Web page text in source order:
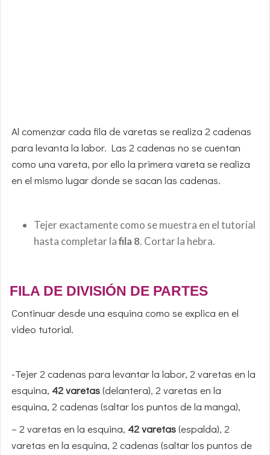
Al comenzar cada fila de varetas se realiza 2 cadenas
para levanta la labor. Las 2 cadenas no se cuentan
como una vareta, por ello la primera vareta se realiza
en el mismo lugar donde se sacan las cadenas.
Tejer exactamente como se muestra en el tutorial
hasta completar lafila 8. Cortar la hebra.
FILA DE DIVISIÓN DE PARTES
Continuar desde una esquina como se explica en el
video tutorial.
-Tejer 2 cadenas para levantar la labor, 2 varetas en la
esquina, 42 varetas(delantera), 2 varetas en la
esquina, 2 cadenas (saltar los puntos de la manga),
– 2 varetas en la esquina, 42 varetas(espalda), 2
varetas en la esquina, 2 cadenas (saltar los puntos de